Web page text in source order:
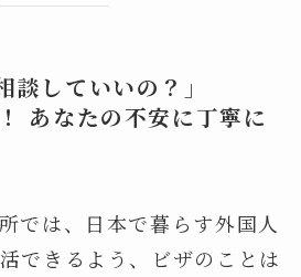
談していいの？」
あなたの不安に丁寧に
では、日本で暮らす外国人
できるよう、ビザのことは